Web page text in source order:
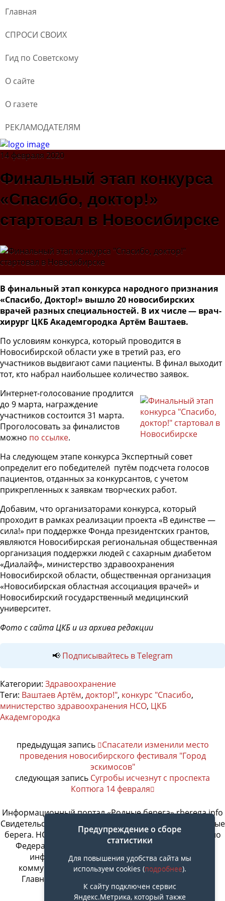
Главная
СПРОСИ СВОИХ
Гид по Советскому
О сайте
О газете
РЕКЛАМОДАТЕЛЯМ
14 февраля 2020
Финальный этап конкурса
«Спасибо, доктор!»
стартовал в Новосибирске
В финальный этап конкурса народного признания
«Спасибо, Доктор!» вышло 20 новосибирских
врачей разных специальностей. В их числе — врач-
хирург ЦКБ Академгородка Артём Ваштаев.
По условиям конкурса, который проводится в
Новосибирской области уже в третий раз, его
участников выдвигают сами пациенты. В финал выходит
тот, кто набрал наибольшее количество заявок.
Интернет-голосование продлится
до 9 марта, награждение
участников состоится 31 марта.
Проголосовать за финалистов
можно по ссылке.
На следующем этапе конкурса Экспертный совет
определит его победителей путём подсчета голосов
пациентов, отданных за конкурсантов, с учетом
прикрепленных к заявкам творческих работ.
Добавим, что организаторами конкурса, который
проходит в рамках реализации проекта «В единстве —
сила!» при поддержке Фонда президентских грантов,
являются Новосибирская региональная общественная
организация поддержки людей с сахарным диабетом
«Диалайф», министерство здравоохранения
Новосибирской области, общественная организация
«Новосибирская областная ассоциация врачей» и
Новосибирский государственный медицинский
университет.
Фото с сайта ЦКБ и из архива редакции
📢 Подписывайтесь в Telegram
Категории: Здравоохранение
Теги: Ваштаев Артём, доктор!", конкурс "Спасибо,
министерство здравоохранения НСО, ЦКБ
Академгородка
предыдущая запись
Спасатели изменили место
проведения новосибирского фестиваля "Город
эскимосов"
следующая запись Сугробы исчезнут с проспекта
Коптюга 14 февраля
Информационный портал «Родные берега» rberega.info
Свидетельство о регистрации сетевого издания «Родные
берега. НСК»: Эл № ФС77-74717 от 11.01.2019 г., выдано
Федеральной службой по надзору в сфере связи,
информационных технологий и массовых
коммуникаций. Учредитель ООО «СовИнформ».
Главный редактор Байжанов Ерлан Омарович
Предупреждение о сборе
статистики
Для повышения удобства сайта мы
используем cookies (подробнее).
К сайту подключен сервис
Яндекс.Метрика, который также